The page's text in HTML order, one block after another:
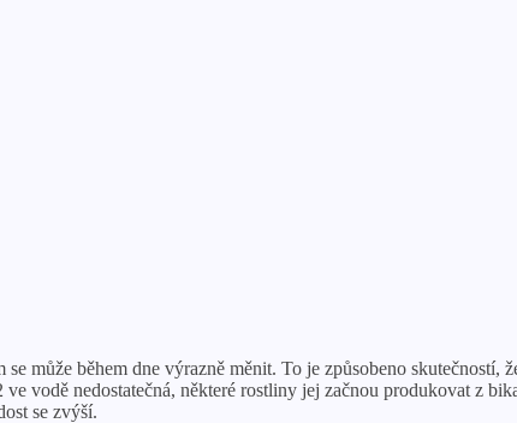
může během dne výrazně měnit. To je způsobeno
vodě nedostatečná, některé rostliny jej začnou produkovat z
se zvýší.